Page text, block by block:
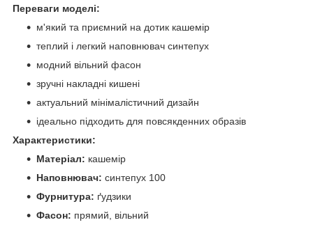
Переваги моделі:
м'який та приємний на дотик кашемір
теплий і легкий наповнювач синтепух
модний вільний фасон
зручні накладні кишені
актуальний мінімалістичний дизайн
ідеально підходить для повсякденних образів
Характеристики:
Матеріал: кашемір
Наповнювач: синтепух 100
Фурнитура: ґудзики
Фасон: прямий, вільний